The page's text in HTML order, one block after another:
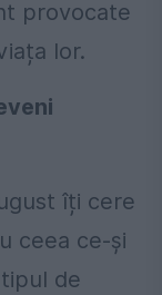
provocate
lor.
îți cere
ceea ce-și
de